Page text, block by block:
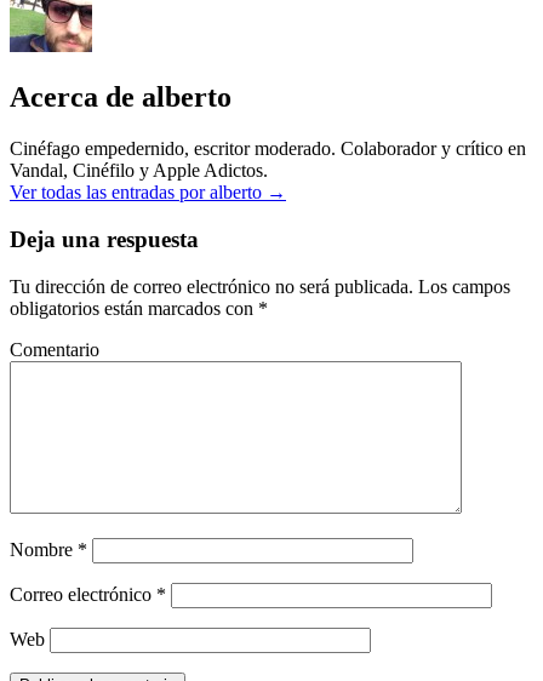
Acerca de alberto
Cinéfago empedernido, escritor moderado. Colaborador y crítico en
Vandal, Cinéfilo y Apple Adictos.
Ver todas las entradas por alberto →
Deja una respuesta
Tu dirección de correo electrónico no será publicada. Los campos
obligatorios están marcados con *
Comentario
Nombre *
Correo electrónico *
Web